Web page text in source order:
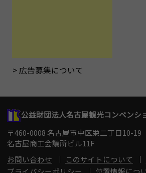
広告募集について
公益財団法人名古屋観光コンベンシ
〒460-0008 名古屋市中区栄二丁目10-19
名古屋商工会議所ビル11F
お問い合わせ
このサイトについて